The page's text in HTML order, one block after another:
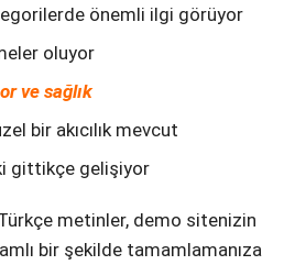
önemli ilgi görüyor
oluyor
ve sağlık
bir akıcılık mevcut
gittikçe gelişiyor
metinler, demo sitenizin
bir şekilde tamamlamanıza